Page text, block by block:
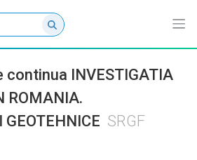
continua INVESTIGATIA
ROMANIA.
SRGF